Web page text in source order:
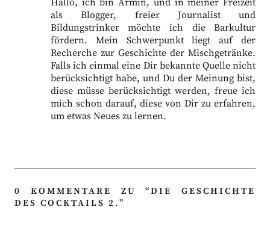
Hallo, ich bin Armin, und in meiner Freizeit
als Blogger, freier Journalist und
Bildungstrinker möchte ich die Barkultur
fördern. Mein Schwerpunkt liegt auf der
Recherche zur Geschichte der Mischgetränke.
Falls ich einmal eine Dir bekannte Quelle nicht
berücksichtigt habe, und Du der Meinung bist,
diese müsse berücksichtigt werden, freue ich
mich schon darauf, diese von Dir zu erfahren,
um etwas Neues zu lernen.
0 KOMMENTARE ZU “DIE GESCHICHTE
DES COCKTAILS 2.”